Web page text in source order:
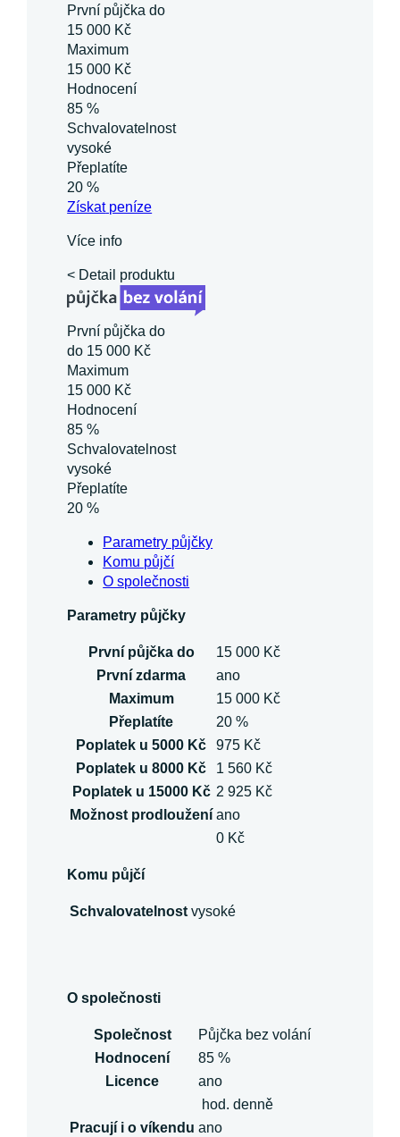
První půjčka do
15 000 Kč
Maximum
15 000 Kč
Hodnocení
85 %
Schvalovatelnost
vysoké
Přeplatíte
20 %
Získatpeníze
Více info
< Detail produktu
První půjčka do
do 15 000 Kč
Maximum
15 000 Kč
Hodnocení
85 %
Schvalovatelnost
vysoké
Přeplatíte
20 %
Parametry půjčky
Komu půjčí
O společnosti
Parametry půjčky
První půjčka do
15 000 Kč
První zdarma
ano
Maximum
15 000 Kč
Přeplatíte
20 %
Poplatek u 5000 Kč
975 Kč
Poplatek u 8000 Kč
1 560 Kč
Poplatek u 15000 Kč 2 925 Kč
Možnost prodloužení ano
0 Kč
Komu půjčí
Schvalovatelnost vysoké
O společnosti
Společnost
Půjčka bez volání
Hodnocení
85 %
Licence
ano
hod. denně
Pracují i o víkendu ano